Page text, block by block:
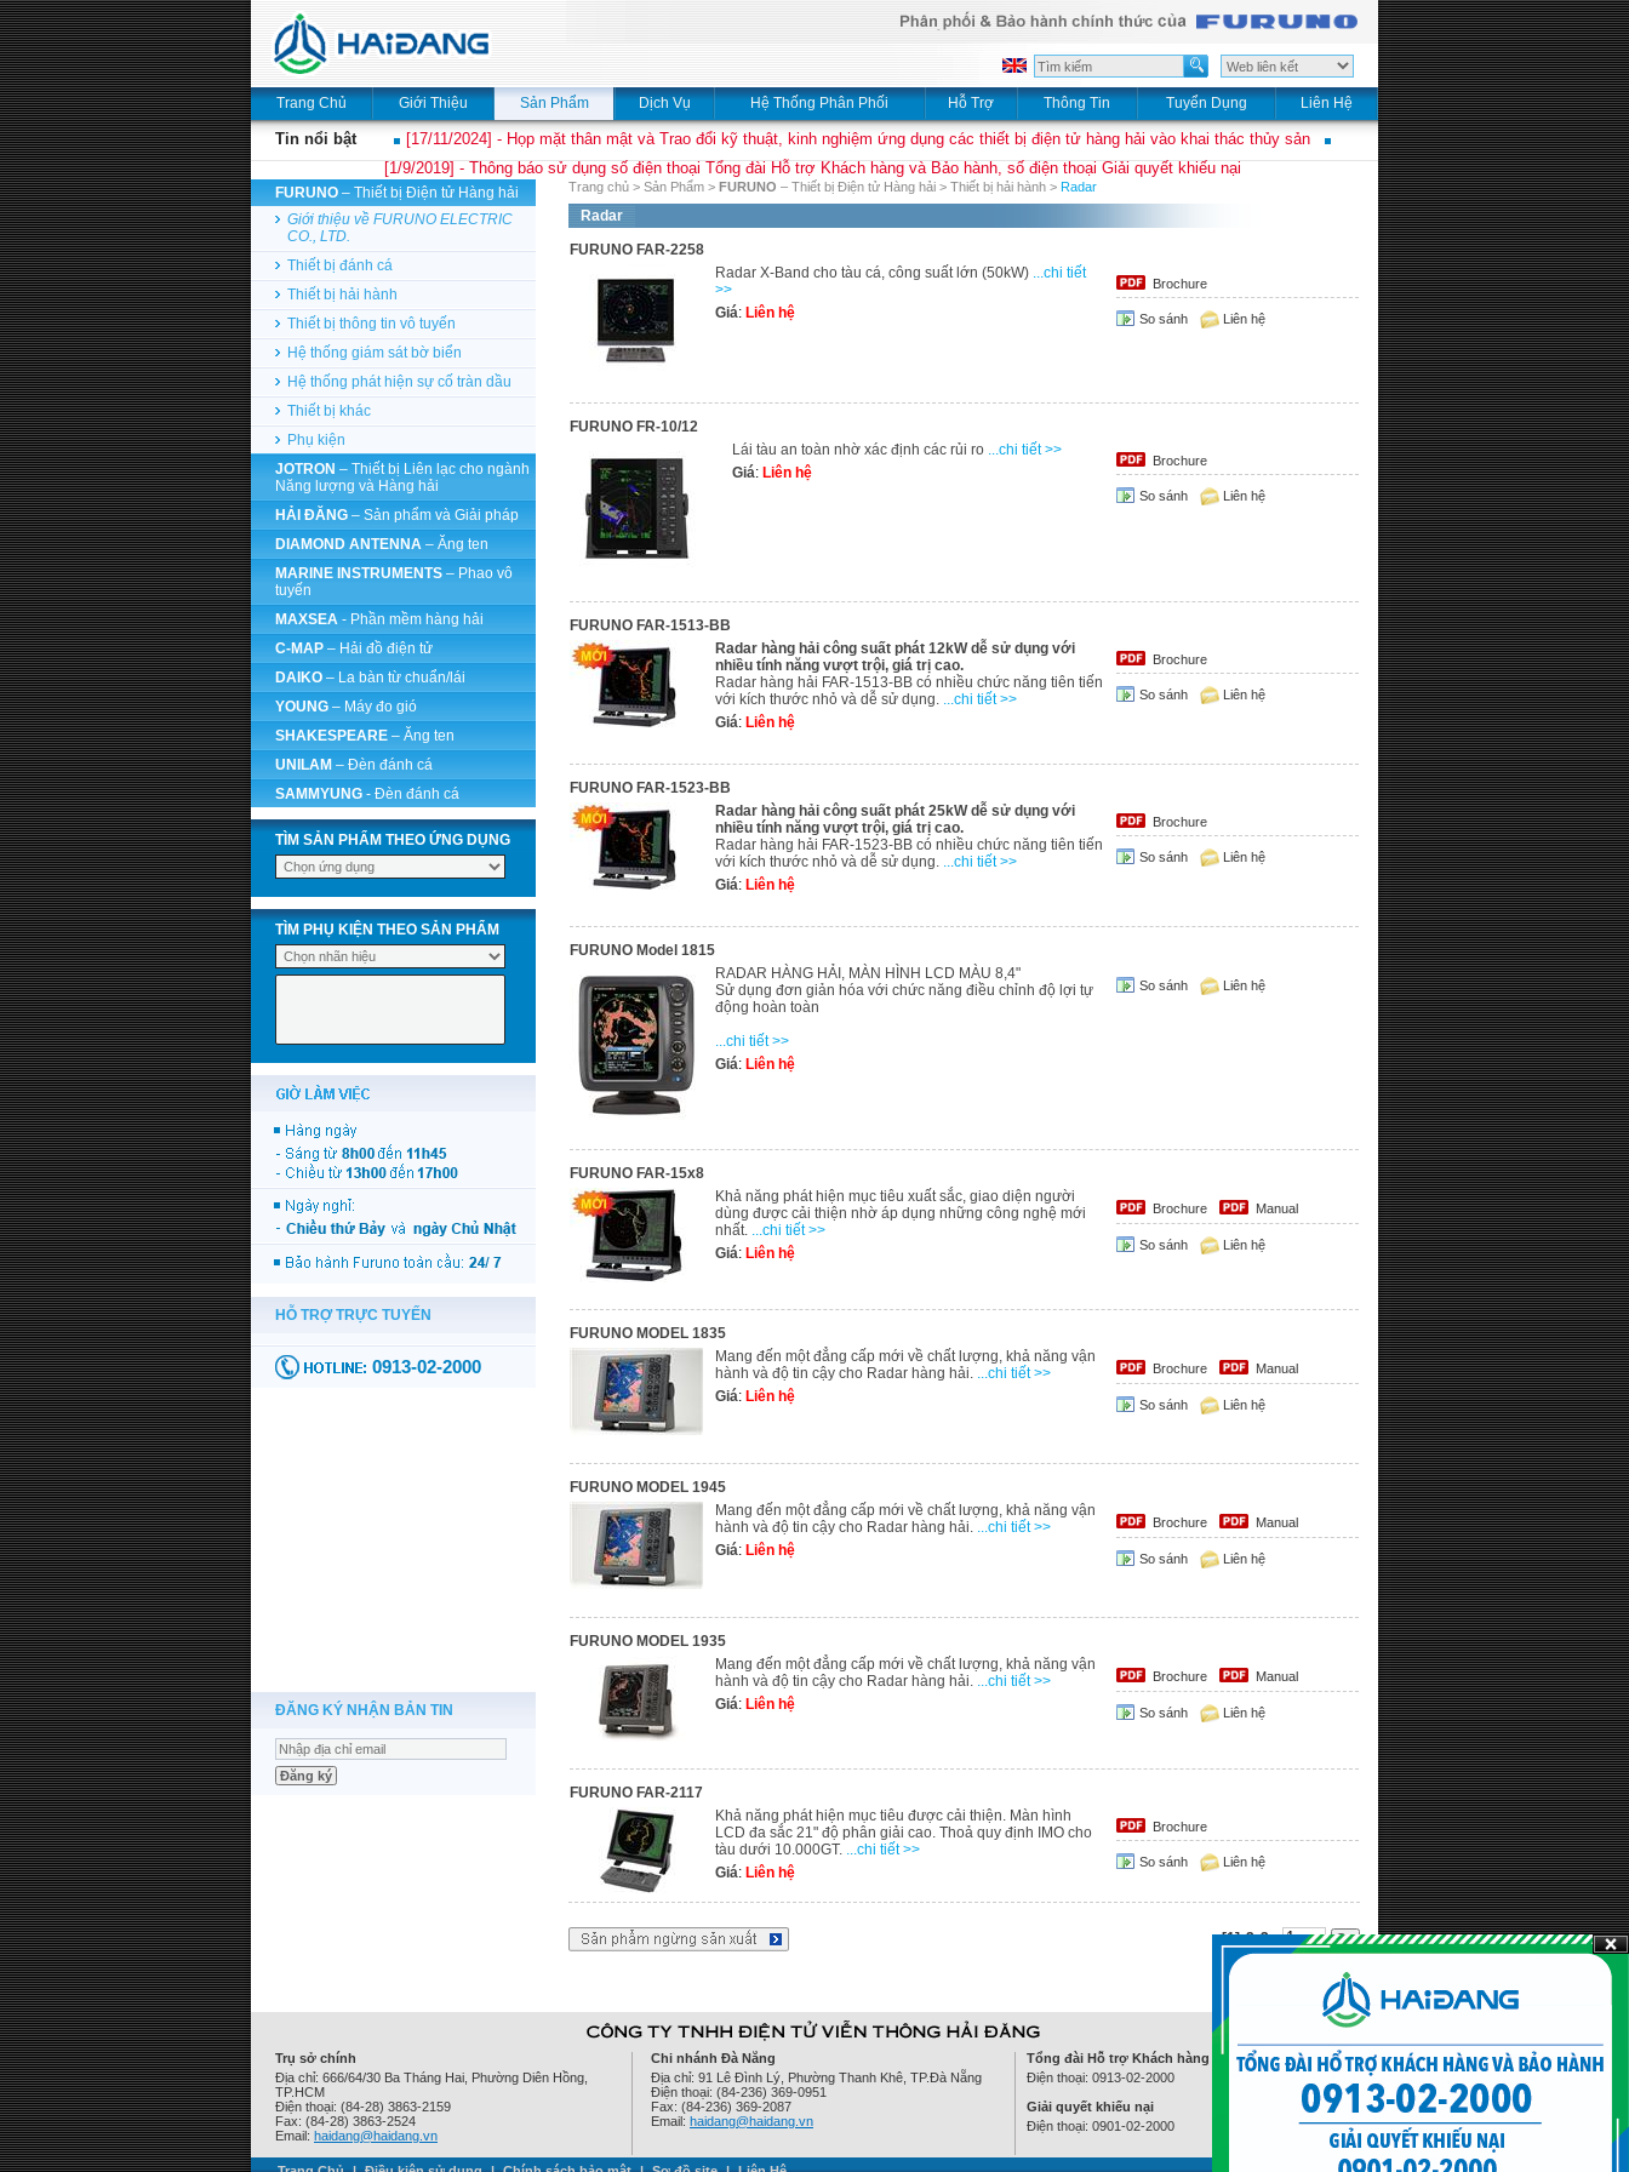
Trang Chủ Giới Thiệu Sản Phẩm Dịch Vụ Hệ Thống Phân Phối Hỗ Trợ Thông Tin Tuyển Dụng Liên Hệ
Tin nổi bật
[17/11/2024] - Họp mặt thân mật và Trao đổi kỹ thuật, kinh nghiệm ứng dụng các thiết bị điện tử hàng hải vào khai thác thủy sản
[1/9/2019] - Thông báo sử dụng số điện thoại Tổng đài Hỗ trợ Khách hàng và Bảo hành, số điện thoại Giải quyết khiếu nại
FURUNO – Thiết bị Điện tử Hàng hải
Giới thiệu về FURUNO ELECTRIC
CO., LTD.
Thiết bị đánh cá
Thiết bị hải hành
Thiết bị thông tin vô tuyến
Hệ thống giám sát bờ biển
Hệ thống phát hiện sự cố tràn dầu
Thiết bị khác
Phụ kiện
JOTRON – Thiết bị Liên lạc cho ngành
Năng lượng và Hàng hải
HẢI ĐĂNG – Sản phẩm và Giải pháp
DIAMOND ANTENNA – Ăng ten
MARINE INSTRUMENTS – Phao vô
tuyến
MAXSEA - Phần mềm hàng hải
C-MAP – Hải đồ điện tử
DAIKO – La bàn từ chuẩn/lái
YOUNG – Máy đo gió
SHAKESPEARE – Ăng ten
UNILAM – Đèn đánh cá
SAMMYUNG - Đèn đánh cá
TÌM SẢN PHẨM THEO ỨNG DỤNG
TÌM PHỤ KIỆN THEO SẢN PHẨM
ĐĂNG KÝ NHẬN BẢN TIN
Trang chủ > Sản Phẩm > FURUNO – Thiết bị Điện tử Hàng hải > Thiết bị hải hành > Radar
Radar
FURUNO FAR-2258
Radar X-Band cho tàu cá, công suất lớn (50kW) ...chi tiết
>>
Giá: Liên hệ
Brochure
So sánh Liên hệ
FURUNO FR-10/12
Lái tàu an toàn nhờ xác định các rủi ro ...chi tiết >>
Giá: Liên hệ
Brochure
So sánh Liên hệ
FURUNO FAR-1513-BB
Radar hàng hải công suất phát 12kW dễ sử dụng với
nhiều tính năng vượt trội, giá trị cao.
Radar hàng hải FAR-1513-BB có nhiều chức năng tiên tiến
với kích thước nhỏ và dễ sử dụng. ...chi tiết >>
Giá: Liên hệ
Brochure
So sánh Liên hệ
FURUNO FAR-1523-BB
Radar hàng hải công suất phát 25kW dễ sử dụng với
nhiều tính năng vượt trội, giá trị cao.
Radar hàng hải FAR-1523-BB có nhiều chức năng tiên tiến
với kích thước nhỏ và dễ sử dụng. ...chi tiết >>
Giá: Liên hệ
Brochure
So sánh Liên hệ
FURUNO Model 1815
RADAR HÀNG HẢI, MÀN HÌNH LCD MÀU 8,4"
Sử dụng đơn giản hóa với chức năng điều chỉnh độ lợi tự
động hoàn toàn
...chi tiết >>
Giá: Liên hệ
So sánh Liên hệ
FURUNO FAR-15x8
Khả năng phát hiện mục tiêu xuất sắc, giao diện người
dùng được cải thiện nhờ áp dụng những công nghệ mới
nhất. ...chi tiết >>
Giá: Liên hệ
Brochure Manual
So sánh Liên hệ
FURUNO MODEL 1835
Mang đến một đẳng cấp mới về chất lượng, khả năng vận
hành và độ tin cậy cho Radar hàng hải. ...chi tiết >>
Giá: Liên hệ
Brochure Manual
So sánh Liên hệ
FURUNO MODEL 1945
Mang đến một đẳng cấp mới về chất lượng, khả năng vận
hành và độ tin cậy cho Radar hàng hải. ...chi tiết >>
Giá: Liên hệ
Brochure Manual
So sánh Liên hệ
FURUNO MODEL 1935
Mang đến một đẳng cấp mới về chất lượng, khả năng vận
hành và độ tin cậy cho Radar hàng hải. ...chi tiết >>
Giá: Liên hệ
Brochure Manual
So sánh Liên hệ
FURUNO FAR-2117
Khả năng phát hiện mục tiêu được cải thiện. Màn hình
LCD đa sắc 21" độ phân giải cao. Thoả quy định IMO cho
tàu dưới 10.000GT. ...chi tiết >>
Giá: Liên hệ
Brochure
So sánh Liên hệ
[1] 2 3
Trụ sở chính
Địa chỉ: 666/64/30 Ba Tháng Hai, Phường Diên Hồng,
TP.HCM
Điện thoại: (84-28) 3863-2159
Fax: (84-28) 3863-2524
Email: haidang@haidang.vn
Chi nhánh Đà Nẵng
Địa chỉ: 91 Lê Đình Lý, Phường Thanh Khê, TP.Đà Nẵng
Điện thoại: (84-236) 369-0951
Fax: (84-236) 369-2087
Email: haidang@haidang.vn
Tổng đài Hỗ trợ Khách hàng và Bảo hành
Điện thoại: 0913-02-2000
Giải quyết khiếu nại
Điện thoại: 0901-02-2000